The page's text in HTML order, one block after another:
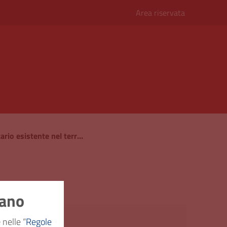
“Regole
Area riservata
Elenco del personale sanitario esistente nel territorio del Comune